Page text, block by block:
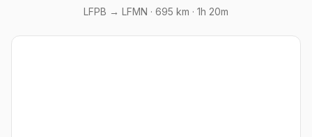
LFPB → LFMN · 695 km · 1h 20m